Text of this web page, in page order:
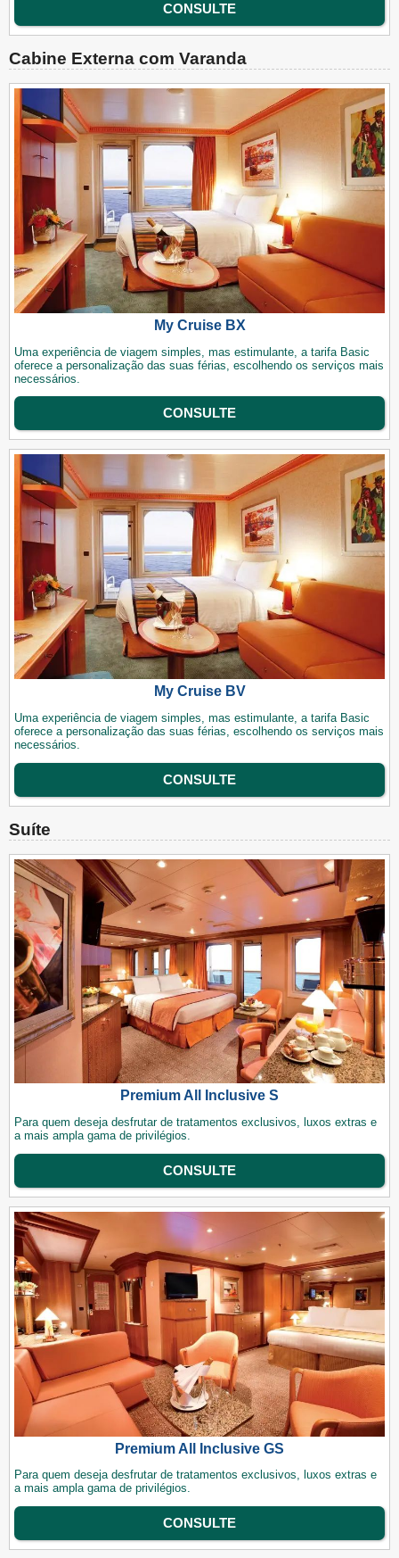
CONSULTE
Cabine Externa com Varanda
My Cruise BX
Uma experiência de viagem simples, mas estimulante, a tarifa Basic
oferece a personalização das suas férias, escolhendo os serviços mais
necessários.
CONSULTE
My Cruise BV
Uma experiência de viagem simples, mas estimulante, a tarifa Basic
oferece a personalização das suas férias, escolhendo os serviços mais
necessários.
CONSULTE
Suíte
Premium All Inclusive S
Para quem deseja desfrutar de tratamentos exclusivos, luxos extras e
a mais ampla gama de privilégios.
CONSULTE
Premium All Inclusive GS
Para quem deseja desfrutar de tratamentos exclusivos, luxos extras e
a mais ampla gama de privilégios.
CONSULTE